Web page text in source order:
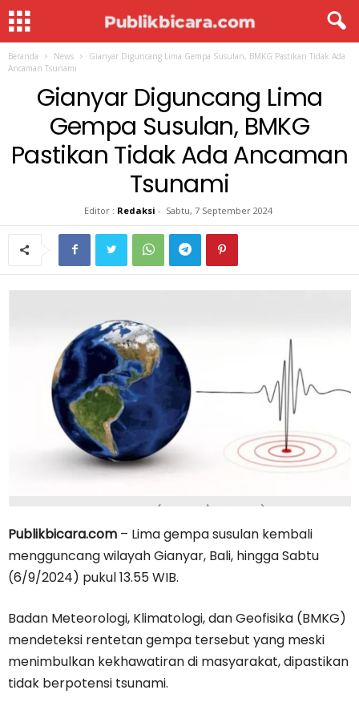
Beranda News
Gianyar Diguncang Lima Gempa Susulan, BMKG Pastikan Tidak Ada
Ancaman Tsunami
Gianyar Diguncang Lima
Gempa Susulan, BMKG
Pastikan Tidak Ada Ancaman
Tsunami
Editor : Redaksi - Sabtu, 7 September 2024
Publikbicara.com – Lima gempa susulan kembali
mengguncang wilayah Gianyar, Bali, hingga Sabtu
(6/9/2024) pukul 13.55 WIB.
Badan Meteorologi, Klimatologi, dan Geofisika (BMKG)
mendeteksi rentetan gempa tersebut yang meski
menimbulkan kekhawatiran di masyarakat, dipastikan
tidak berpotensi tsunami.